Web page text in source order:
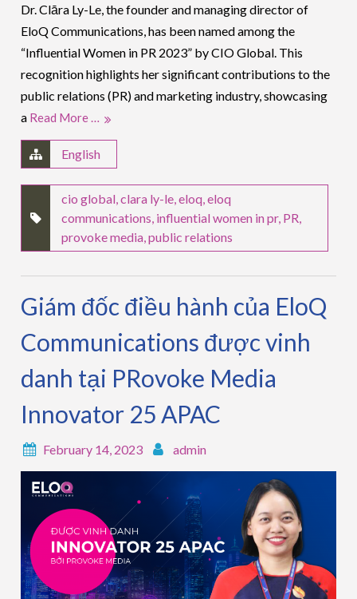
Dr. Clāra Ly-Le, the founder and managing director of
EloQ Communications, has been named among the
“Influential Women in PR 2023” by CIO Global. This
recognition highlights her significant contributions to the
public relations (PR) and marketing industry, showcasing
a Read More …
English
cio global,clara ly-le,eloq,eloq
communications, influential women in pr, PR,
provoke media,public relations
Giám đốc điều hành của EloQ
Communications được vinh
danh tại PRovoke Media
Innovator 25 APAC
February 14, 2023 admin